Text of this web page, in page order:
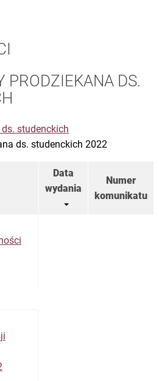
PRODZIEKANA DS.
studenckich
ds. studenckich 2022
Data
wydania
Numer
komunikatu